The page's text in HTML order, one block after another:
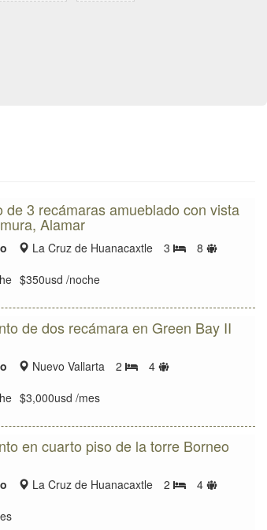
de 3 recámaras amueblado con vista
Alamar
Zona
ubicación
La Cruz de Huanacaxtle 3 Bedrooms
8
Límite
$350usd /noche
de dos recámara en Green Bay II
Zona
ubicación
Nuevo Vallarta 2 Bedrooms
4
Límite
$3,000usd /mes
en cuarto piso de la torre Borneo
Zona
La Cruz de Huanacaxtle 2 Bedrooms
4
Límite